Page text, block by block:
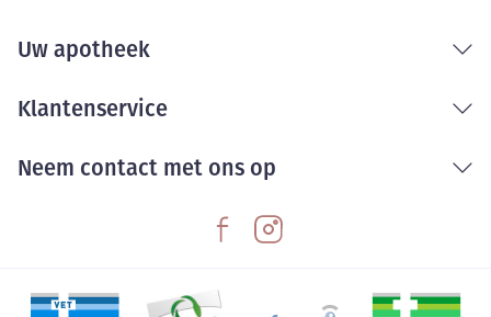
Uw apotheek
Klantenservice
Neem contact met ons op